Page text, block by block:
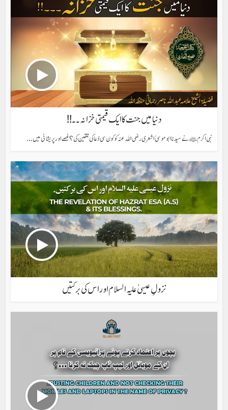
دنیا میں جنت کا ایک قیمتی خزانہ۔۔!!
نبی اکرم ﷺ نے سیدنا ابو موسیٰ اشعری رضی اللہ عنہ کو کون سی دُعا کی تلقین کی؟ غصے اور پریشانی میں...
نزولِ عیسیٰ علیہ السلام اور اس کی برکتیں